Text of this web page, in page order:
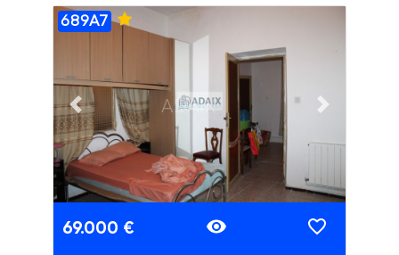
Previous slide Next slide
ADAIX
689A7
69.000 €